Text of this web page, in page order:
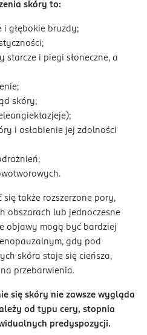
skóry to:
i głębokie bruzdy;
starcze i piegi słoneczne, a
skóry;
i osłabienie jej zdolności
się także rozszerzone pory,
obszarach lub jednoczesne
objawy mogą być bardziej
gdy pod
skóra staje się cieńsza,
przebarwienia.
się skóry nie zawsze wygląda
od typu cery, stopnia
predyspozycji.